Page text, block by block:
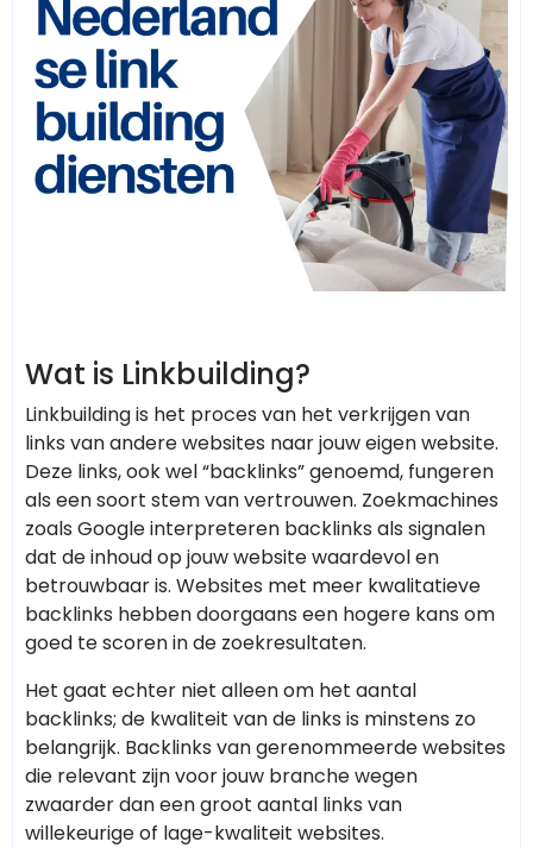
Wat is Linkbuilding?
Linkbuilding is het proces van het verkrijgen van
links van andere websites naar jouw eigen website.
Deze links, ook wel “backlinks” genoemd, fungeren
als een soort stem van vertrouwen. Zoekmachines
zoals Google interpreteren backlinks als signalen
dat de inhoud op jouw website waardevol en
betrouwbaar is. Websites met meer kwalitatieve
backlinks hebben doorgaans een hogere kans om
goed te scoren in de zoekresultaten.
Het gaat echter niet alleen om het aantal
backlinks; de kwaliteit van de links is minstens zo
belangrijk. Backlinks van gerenommeerde websites
die relevant zijn voor jouw branche wegen
zwaarder dan een groot aantal links van
willekeurige of lage-kwaliteit websites.